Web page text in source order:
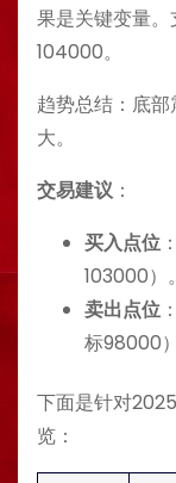
果是关键变量
104000。
趋势总结：底
大。
交易建议：
买入点位
103000）
卖出点位
标98000
下面是针对
览：